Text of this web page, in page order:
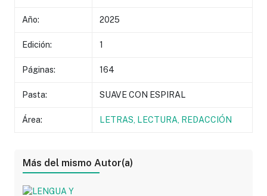
Año: 2025
Edición: 1
Páginas: 164
Pasta: SUAVE CON ESPIRAL
Área: LETRAS, LECTURA, REDACCIÓN
Más del mismo Autor(a)